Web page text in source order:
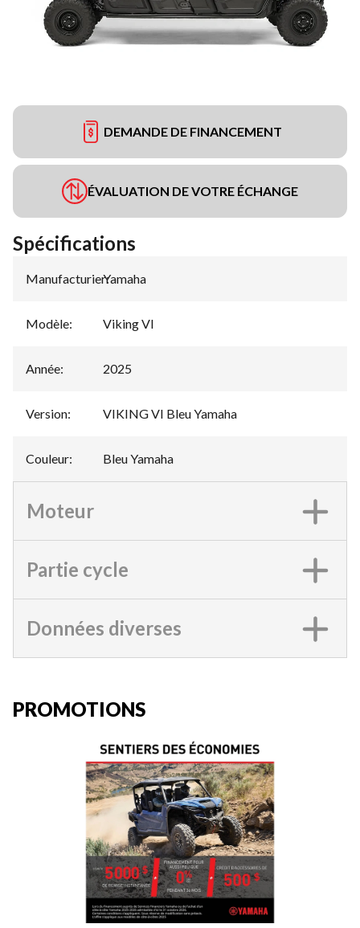
DEMANDE DE FINANCEMENT
ÉVALUATION DE VOTRE ÉCHANGE
Spécifications
Manufacturier:
Yamaha
Modèle: Viking VI
Année: 2025
Version: VIKING VI Bleu Yamaha
Couleur: Bleu Yamaha
Moteur
Partie cycle
Données diverses
PROMOTIONS